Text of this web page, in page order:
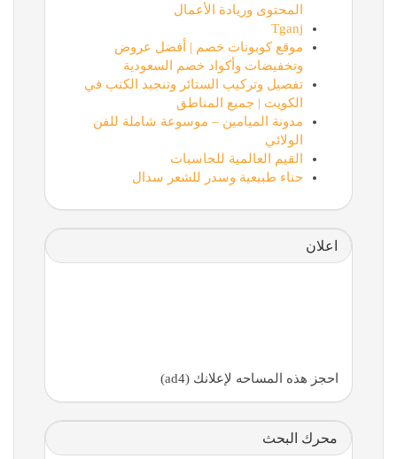
المحتوى وريادة الأعمال
Tganj
موقع كوبونات خصم | أفضل عروض
وتخفيضات وأكواد خصم السعودية
تفصيل وتركيب الستائر وتنجيد الكنب في
الكويت | جميع المناطق
مدونة الميامين – موسوعة شاملة للفن
الولائي
القيم العالمية للحاسبات
حناء طبيعية وسدر للشعر سدال
اعلان
احجز هذه المساحه لإعلانك (ad4)
محرك البحث